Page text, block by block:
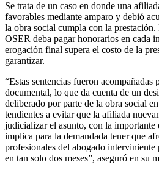
Se trata de un caso en donde una
favorables mediante amparo y debió
la obra social cumpla con la prestación.
OSER deba pagar honorarios en cada
erogación final supera el costo de la
garantizar.
“Estas sentencias fueron
documental, lo que da cuenta de un
deliberado por parte de la obra social
tendientes a evitar que la afiliada
judicializar el asunto, con la importante
implica para la demandada tener que
profesionales del abogado interviniente
en tan solo dos meses”, aseguró en su